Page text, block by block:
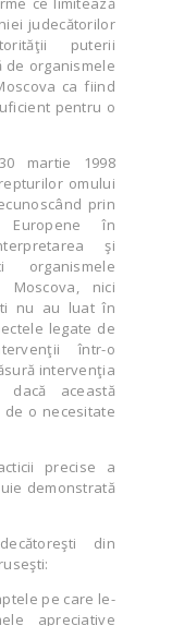
judecătorilor
puterii
de organismele
ca fiind
pentru o
martie 1998
omului
prin
Europene în
şi
organismele
Moscova, nici
nu au luat în
legate de
într-o
intervenţia
această
o necesitate
precise a
demonstrată
din
pe care le-
apreciative